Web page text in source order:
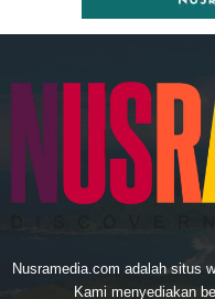
Nusramedia.com adalah situs
Kami menyediakan